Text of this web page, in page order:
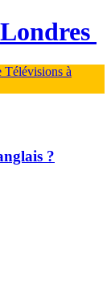
Télévisions à
?